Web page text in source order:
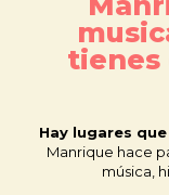
tienes
Hay lugares
Manrique hace
música,